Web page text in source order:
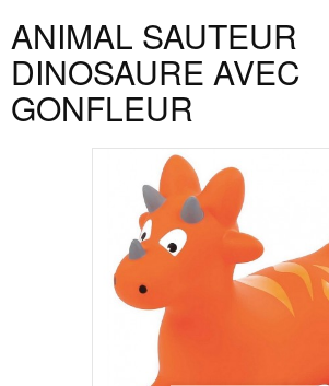
ANIMAL SAUTEUR
DINOSAURE AVEC
GONFLEUR